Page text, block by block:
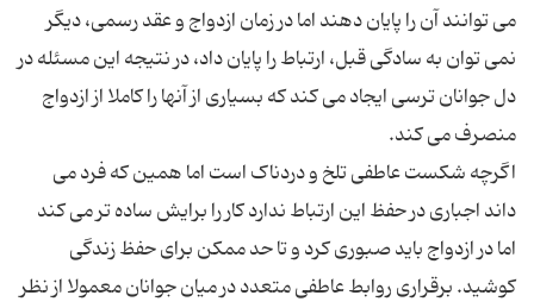
می توانند آن را پایان دهند اما در زمان ازدواج و عقد رسمی، دیگر
نمی توان به سادگی قبل، ارتباط را پایان داد، در نتیجه این مسئله در
دل جوانان ترسی ایجاد می کند که بسیاری از آنها را کاملا از ازدواج
اگرچه شکست عاطفی تلخ و دردناک است اما همین که فرد می
داند اجباری در حفظ این ارتباط ندارد کار را برایش ساده تر می کند
اما در ازدواج باید صبوری کرد و تا حد ممکن برای حفظ زندگی
کوشید. برقراری روابط عاطفی متعدد در میان جوانان معمولا از نظر